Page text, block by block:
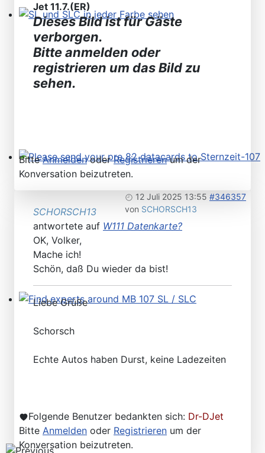
SL und SLC in jeder Farbe sehen
Please send your pre 82 datacards to Sternzeit-107
Jet 11.7.(ER)
Dieses Bild ist für Gäste
verborgen.
Bitte anmelden oder
registrieren um das Bild zu
sehen.
BitteAnmeldenoderRegistrierenum der
Konversation beizutreten.
12 Juli 2025 13:55 #346357
von SCHORSCH13
SCHORSCH13
antwortete auf W111 Datenkarte?
OK, Volker,
Mache ich!
Schön, daß Du wieder da bist!
Liebe Grüße
Schorsch
Echte Autos haben Durst, keine Ladezeiten
Folgende Benutzer bedankten sich: Dr-DJet
Bitte Anmelden oder Registrieren um der
Konversation beizutreten.